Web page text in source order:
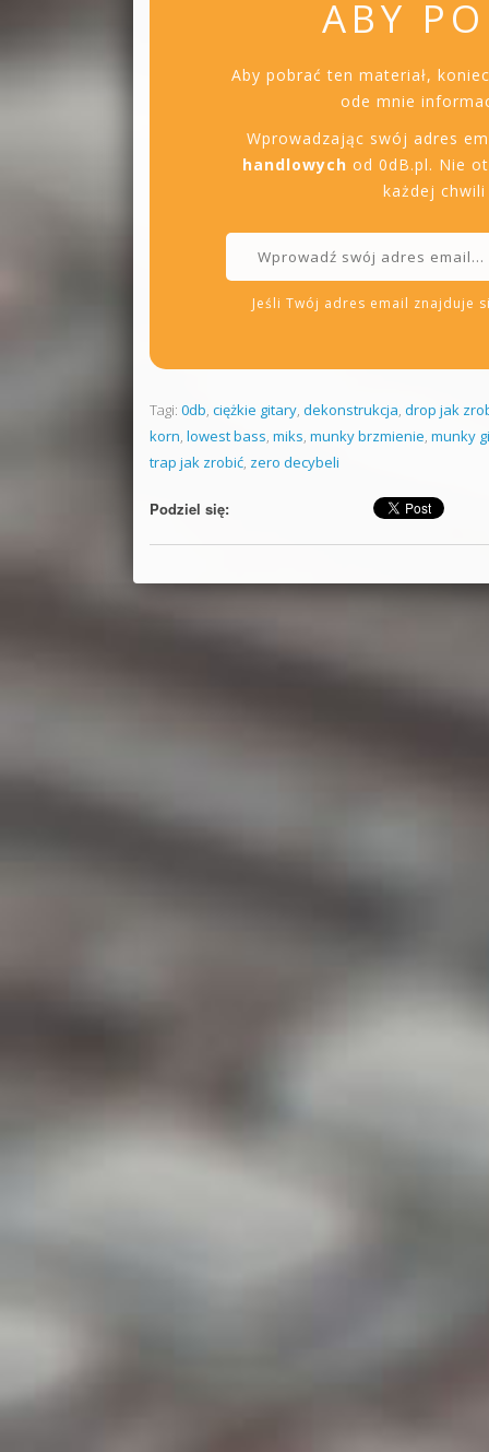
ABY
Aby pobrać ten materiał,
ode mnie
Wprowadzając swój adres
handlowych od 0dB.pl. Nie
każdej
Jeśli Twój adres email znajduje
Tagi: 0db, ciężkie gitary, dekonstrukcja, drop jak
korn, lowest bass, miks, munky brzmienie, munky
trap jak zrobić, zero decybeli
Podziel się: